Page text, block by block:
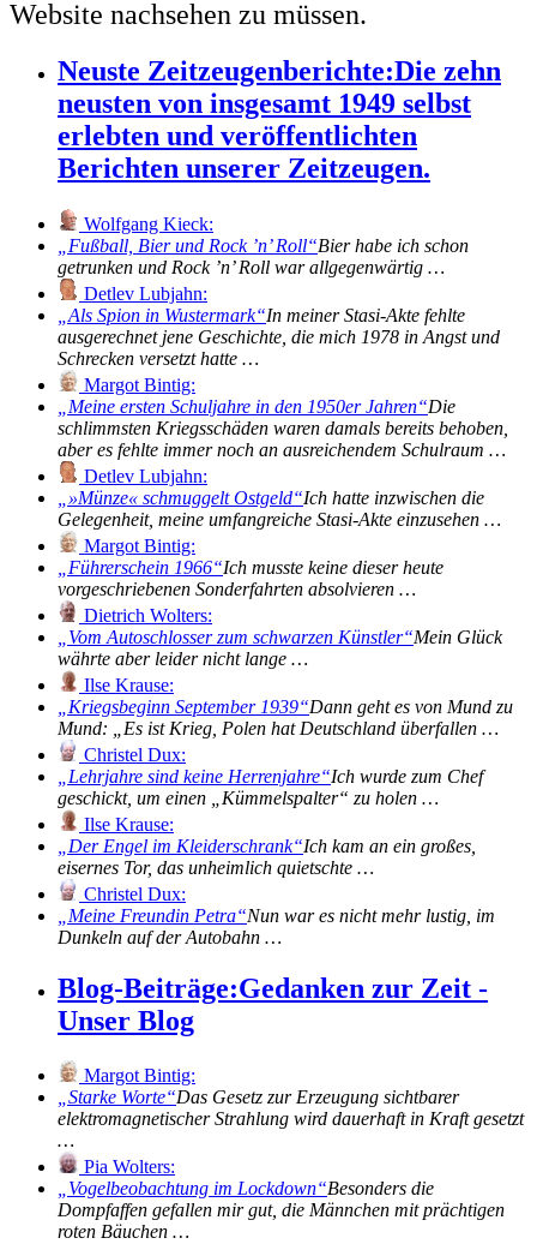
Website nachsehen zu müssen.
Neuste Zeitzeugenberichte:Die zehn
neusten von insgesamt 1949 selbst
erlebten und veröffentlichten
Berichten unserer Zeitzeugen.
Wolfgang Kieck:
Fußball, Bier und Rock ’n’ Roll Bier habe ich schon
getrunken und Rock ’n’ Roll war allgegenwärtig …
Detlev Lubjahn:
Als Spion in Wustermark In meiner Stasi-Akte fehlte
ausgerechnet jene Geschichte, die mich 1978 in Angst und
Schrecken versetzt hatte …
Margot Bintig:
Meine ersten Schuljahre in den 1950er Jahren Die
schlimmsten Kriegsschäden waren damals bereits behoben,
aber es fehlte immer noch an ausreichendem Schulraum …
Detlev Lubjahn:
»Münze« schmuggelt Ostgeld Ich hatte inzwischen die
Gelegenheit, meine umfangreiche Stasi-Akte einzusehen …
Margot Bintig:
Führerschein 1966 Ich musste keine dieser heute
vorgeschriebenen Sonderfahrten absolvieren …
Dietrich Wolters:
Vom Autoschlosser zum schwarzen Künstler Mein Glück
währte aber leider nicht lange …
Ilse Krause:
Kriegsbeginn September 1939 Dann geht es von Mund zu
Mund: „Es ist Krieg, Polen hat Deutschland überfallen …
Christel Dux:
Lehrjahre sind keine Herrenjahre Ich wurde zum Chef
geschickt, um einen „Kümmelspalter“ zu holen …
Ilse Krause:
Der Engel im Kleiderschrank Ich kam an ein großes,
eisernes Tor, das unheimlich quietschte …
Christel Dux:
Meine Freundin Petra Nun war es nicht mehr lustig, im
Dunkeln auf der Autobahn …
Blog-Beiträge:Gedanken zur Zeit -
Unser Blog
Margot Bintig:
Starke Worte Das Gesetz zur Erzeugung sichtbarer
elektromagnetischer Strahlung wird dauerhaft in Kraft gesetzt
…
Pia Wolters:
Vogelbeobachtung im Lockdown Besonders die
Dompfaffen gefallen mir gut, die Männchen mit prächtigen
roten Bäuchen …